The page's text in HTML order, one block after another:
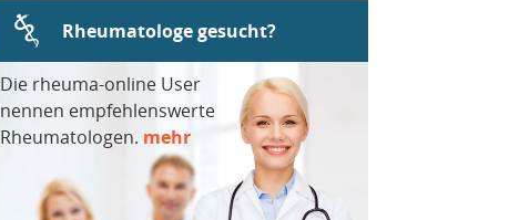
Rheumatologe gesucht?
Die rheuma-online User
nennen empfehlenswerte
Rheumatologen. mehr